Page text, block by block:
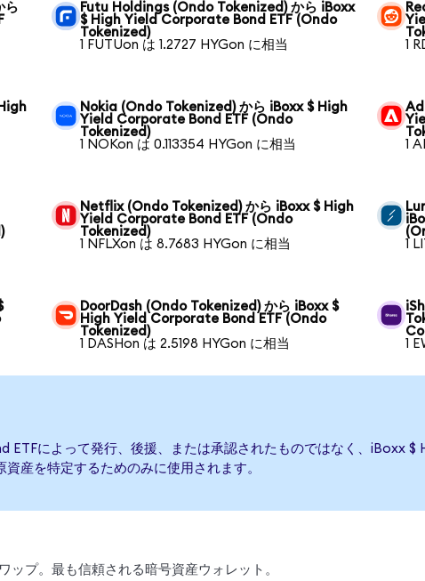
ら
Futu Holdings (Ondo Tokenized) から iBoxx
$ High Yield Corporate Bond ETF (Ondo
Tokenized)
1 FUTUon は 1.2727 HYGon に相当
1
Nokia (Ondo Tokenized) から iBoxx $ High
Yield Corporate Bond ETF (Ondo
Tokenized)
1 NOKon は 0.113354 HYGon に相当
1
Netflix (Ondo Tokenized) から iBoxx $ High
Yield Corporate Bond ETF (Ondo
Tokenized)
1 NFLXon は 8.7683 HYGon に相当
1
DoorDash (Ondo Tokenized) から iBoxx $
High Yield Corporate Bond ETF (Ondo
Tokenized)
1 DASHon は 2.5198 HYGon に相当
1
ETFによって発行、後援、または承認されたものではなく、iBoxx
産を特定するためのみに使用されます。
プ。最も信頼される暗号資産ウォレット。